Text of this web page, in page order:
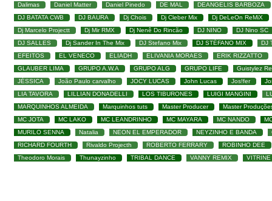
Dalimas
Daniel Matter Daniel Pinedo DE MAL
DEANGELIS BARBOZA
DJ BATATA CWB
DJ BAURA Dj Chois Dj Cleber Mix
Dj DeLeOn ReMiX
Dj Marcelo Projectt
Dj Mir RMX Dj Nenê Do Rincão DJ NINO
DJ Nino SC
DJ SALLES
Dj Sander In The Mix DJ Stefano Mix DJ STÉFANO MIX
DJ
EFEITOS
EL VENECO ELIADH ELIVANIA MORAES
ERIK RIZZATTO
GLAUBER LIMA
GRUPO A.W.A GRUPO ALG GRUPO LIFE
Guistylez
JÉSSICA
João Paulo carvalho JOCY LUCAS John Lucas Jos!fer
LIA TAVORA
LILLIAN DONADELLI LOS TIBURONES LUIGI MANGINI
MARQUINHOS ALMEIDA
Marquinhos tuts Master Producer
Master
MC JOTA
MC LAKO MC LEANDRINHO MC MAYARA MC NANDO
MURILO SENNA
Natalia NEON EL EMPERADOR NEYZINHO E BANDA
RICHARD FOURTH
Rivaldo Projecth ROBERTO FERRARY
ROBINHO DEE
Theodoro Morais
Thunayzinho TRIBAL DANCE VANNY REMIX VITRINE